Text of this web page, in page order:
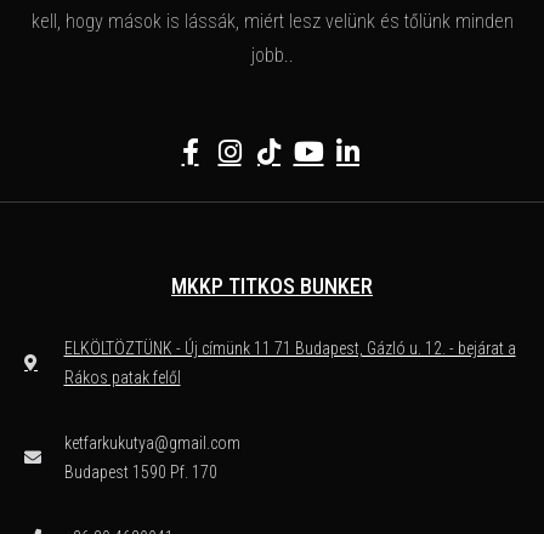
kell, hogy mások is lássák, miért lesz velünk és tőlünk minden
jobb..
MKKP TITKOS BUNKER
ELKÖLTÖZTÜNK - Új címünk 11 71 Budapest, Gázló u. 12. - bejárat a
Rákos patak felől
ketfarkukutya@gmail.com
Budapest 1590 Pf. 170